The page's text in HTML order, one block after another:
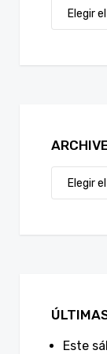
Este